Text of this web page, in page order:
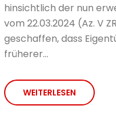
hinsichtlich der nun
vom 22.03.2024 (Az. V
geschaffen, dass
früherer...
WEITERLESEN